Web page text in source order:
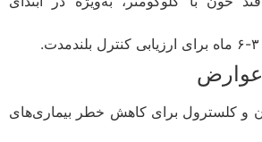
برای کاهش خطر بیماری‌های